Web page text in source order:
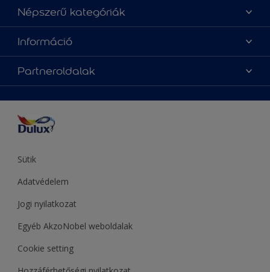
Üzlet keresése
Oldaltérkép
Elérhetőségek
Népszerű kategóriák
Az év Dulux színe
Festési tanácsok
Inspiráció
Információ
Színpontosság
Hozzáférhetőség
Partneroldalak
Hammerite
Sadolin
Sütik
Adatvédelem
Jogi nyilatkozat
Egyéb AkzoNobel weboldalak
Cookie setting